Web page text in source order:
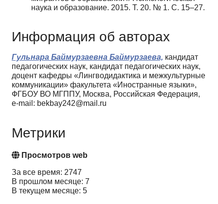
наука и образование. 2015. Т. 20. № 1. C. 15–27.
Информация об авторах
Гульнара Баймурзаевна Баймурзаева, кандидат
педагогических наук, кандидат педагогических наук,
доцент кафедры «Лингводидактика и межкультурные
коммуникации» факультета «Иностранные языки»,
ФГБОУ ВО МГППУ, Москва, Российская Федерация,
e-mail: bekbay242@mail.ru
Метрики
Просмотров web
За все время: 2747
В прошлом месяце: 7
В текущем месяце: 5